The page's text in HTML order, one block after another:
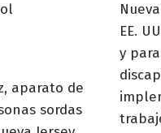
aparato de
sordas
EE.
y